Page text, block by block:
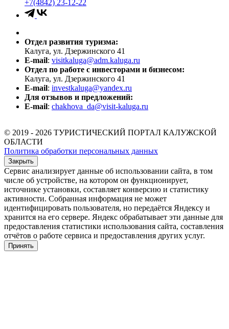
+7(4842) 23-12-22
Отдел развития туризма:
Калуга, ул. Дзержинского 41
E-mail: visitkaluga@adm.kaluga.ru
Отдел по работе с инвесторами и бизнесом:
Калуга, ул. Дзержинского 41
E-mail: investkaluga@yandex.ru
Для отзывов и предложений:
E-mail: chakhova_da@visit-kaluga.ru
© 2019 - 2026 ТУРИСТИЧЕСКИЙ ПОРТАЛ КАЛУЖСКОЙ
ОБЛАСТИ
Политика обработки персональных данных
Закрыть
Сервис анализирует данные об использовании сайта, в том
числе об устройстве, на котором он функционирует,
источнике установки, составляет конверсию и статистику
активности. Собранная информация не может
идентифицировать пользователя, но передаётся Яндексу и
хранится на его сервере. Яндекс обрабатывает эти данные для
предоставления статистики использования сайта, составления
отчётов о работе сервиса и предоставления других услуг.
Принять